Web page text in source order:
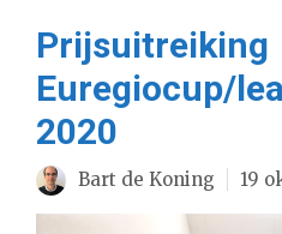
Prijsuitreiking
Euregiocup/
2020
Bart de Koning 19